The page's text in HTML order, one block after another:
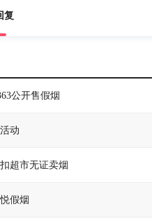
复
公开售假烟
动
超市无证卖烟
假烟